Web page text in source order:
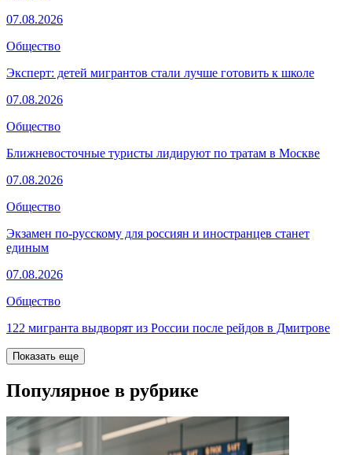
07.08.2026
Общество
Эксперт: детей мигрантов стали лучше готовить к школе
07.08.2026
Общество
Ближневосточные туристы лидируют по тратам в Москве
07.08.2026
Общество
Экзамен по-русскому для россиян и иностранцев станет
единым
07.08.2026
Общество
122 мигранта выдворят из России после рейдов в Дмитрове
Показать еще
Популярное в рубрике